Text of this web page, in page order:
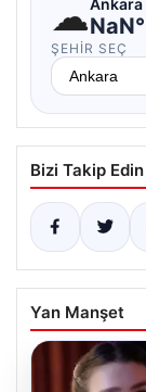
☁Ankara
ŞEHIR SEÇ
Bizi Takip Edin
Yan Manşet